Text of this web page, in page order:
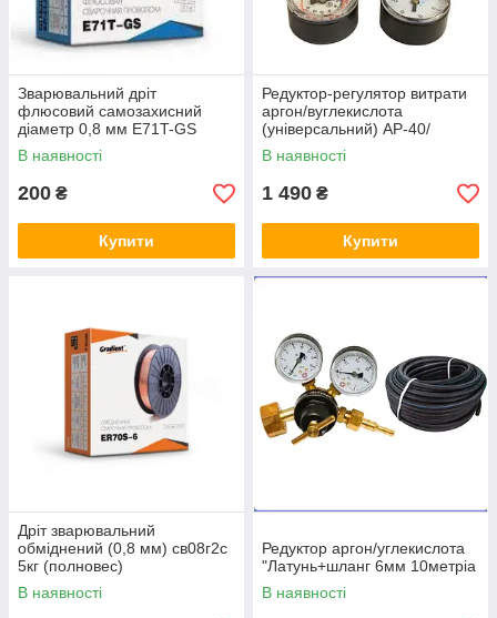
Зварювальний дріт
флюсовий самозахисний
діаметр 0,8 мм E71T-GS
(котушка 1 кг) без газу
Gradient
В наявності
200 ₴
Купити
Редуктор-регулятор витрати
аргон/вуглекислота
(універсальний) АР-40/
В-30ДМ "Донмет"
В наявності
1 490 ₴
Купити
Дріт зварювальний
обміднений (0,8 мм) св08г2с
5кг (полновес)
В наявності
Редуктор аргон/углекислота
"Латунь+шланг 6мм 10метріа
В наявності